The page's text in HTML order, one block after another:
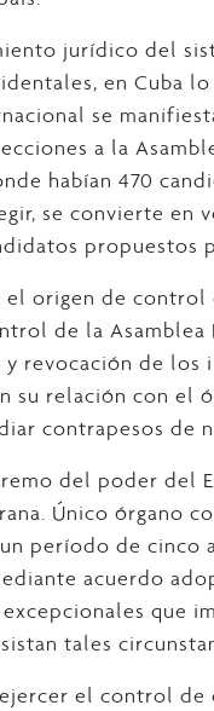
jurídico del
en Cuba
se
a la
habían 470
se convierte en
propuestos
el origen de
de la
revocación de los
su relación con el
contrapesos de
del poder del
Único órgano
período de
acuerdo
que
tales
el control